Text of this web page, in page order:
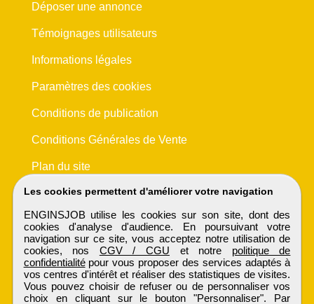
Les cookies permettent d'améliorer votre navigation
ENGINSJOB utilise les cookies sur son site, dont des
cookies d'analyse d'audience. En poursuivant votre
navigation sur ce site, vous acceptez notre utilisation de
cookies, nos CGV / CGU et notre politique de
confidentialitépour vous proposer des services adaptés à
vos centres d'intérêt et réaliser des statistiques de visites.
Vous pouvez choisir de refuser ou de personnaliser vos
choix en cliquant sur le bouton "Personnaliser". Par
Déposer une annonce
Témoignages utilisateurs
Informations légales
Paramètres des cookies
Conditions de publication
Conditions Générales de Vente
Plan du site